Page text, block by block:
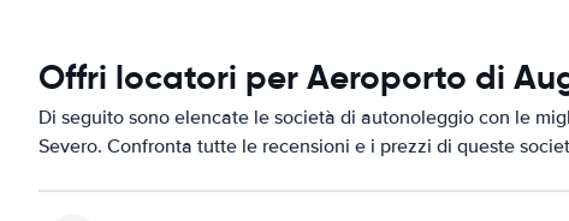
Offri locatori per Aeroporto di
Di seguito sono elencate le società di autonoleggio con le
Severo. Confronta tutte le recensioni e i prezzi di queste